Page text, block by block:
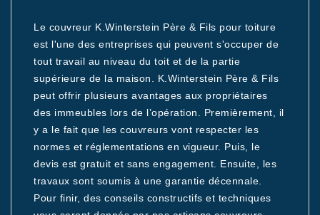
Le couvreur K.Winterstein Père & Fils pour toiture
est l'une des entreprises qui peuvent s'occuper de
tout travail au niveau du toit et de la partie
supérieure de la maison. K.Winterstein Père & Fils
peut offrir plusieurs avantages aux propriétaires
des immeubles lors de l’opération. Premièrement, il
y a le fait que les couvreurs vont respecter les
normes et réglementations en vigueur. Puis, le
devis est gratuit et sans engagement. Ensuite, les
travaux sont soumis à une garantie décennale.
Pour finir, des conseils constructifs et techniques